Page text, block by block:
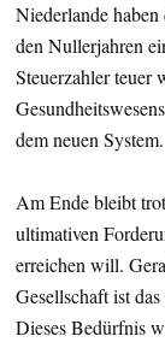
Niederlande
den Nullerjahren
Steuerzahler teuer
dem neuen System.
Am Ende bleibt
ultimativen
erreichen will.
Gesellschaft ist
Dieses Bedürfnis